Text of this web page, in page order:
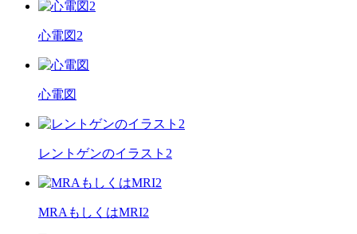
心電図2
心電図
レントゲンのイラスト2
MRAもしくはMRI2